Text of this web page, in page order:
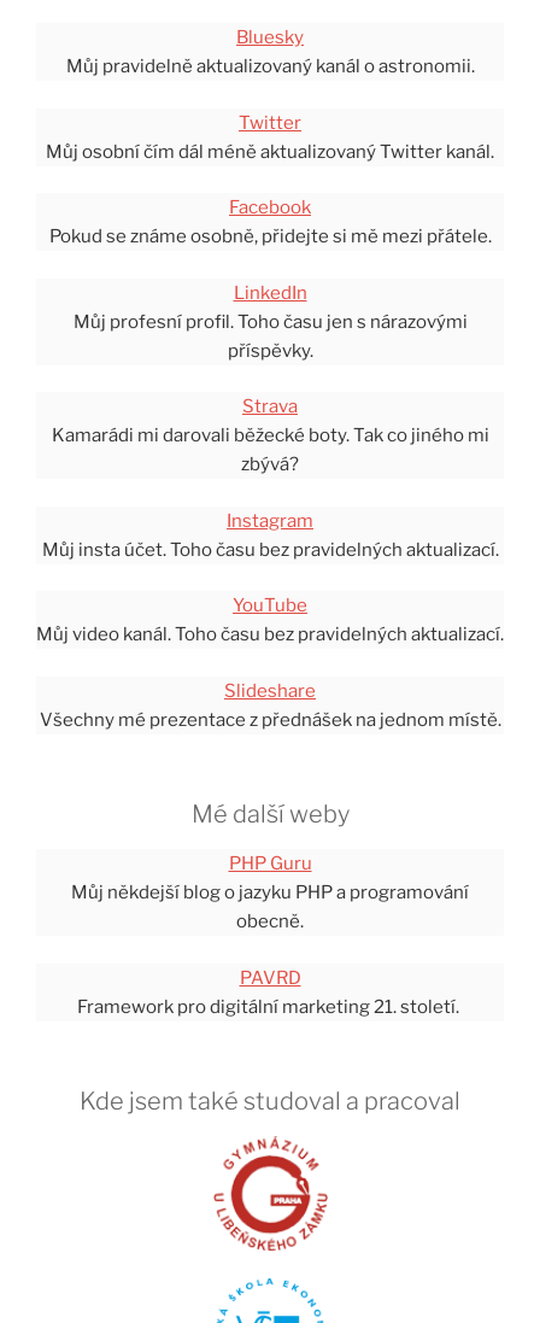
Bluesky
Můj pravidelně aktualizovaný kanál o astronomii.
Twitter
Můj osobní čím dál méně aktualizovaný Twitter kanál.
Facebook
Pokud se známe osobně, přidejte si mě mezi přátele.
LinkedIn
Můj profesní profil. Toho času jen s nárazovými
příspěvky.
Strava
Kamarádi mi darovali běžecké boty. Tak co jiného mi
zbývá?
Instagram
Můj insta účet. Toho času bez pravidelných aktualizací.
YouTube
Můj video kanál. Toho času bez pravidelných aktualizací.
Slideshare
Všechny mé prezentace z přednášek na jednom místě.
Mé další weby
PHP Guru
Můj někdejší blog o jazyku PHP a programování
obecně.
PAVRD
Framework pro digitální marketing 21. století.
Kde jsem také studoval a pracoval